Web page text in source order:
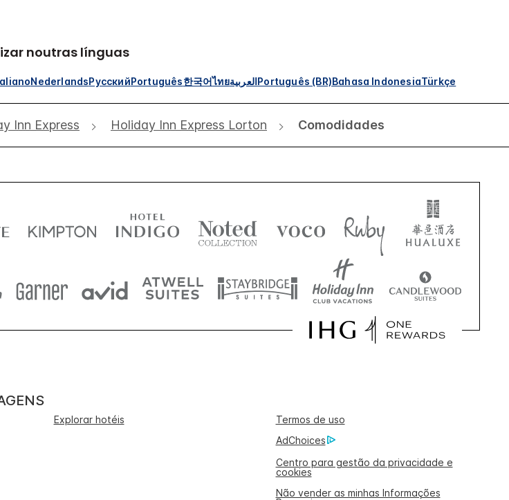
noutras línguas
NederlandsРусскийPortuguês한국어ไทยالعربيةPortuguês (BR)Bahasa IndonesiaTürkçe
Inn Express Holiday Inn Express Lorton Comodidades
Explorar hotéis
Termos de uso
AdChoices
Centro para gestão da privacidade e
cookies
Não vender as minhas Informações